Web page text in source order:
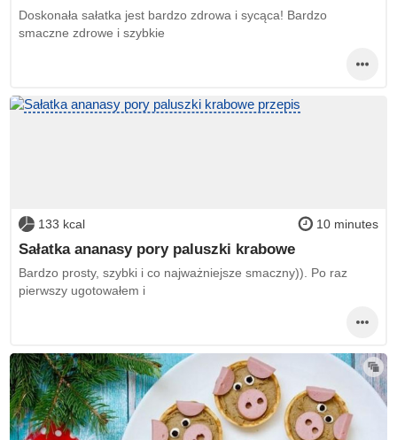
Doskonała sałatka jest bardzo zdrowa i sycąca! Bardzo
smaczne zdrowe i szybkie
133 kcal 10 minutes
Sałatka ananasy pory paluszki krabowe
Bardzo prosty, szybki i co najważniejsze smaczny)). Po raz
pierwszy ugotowałem i